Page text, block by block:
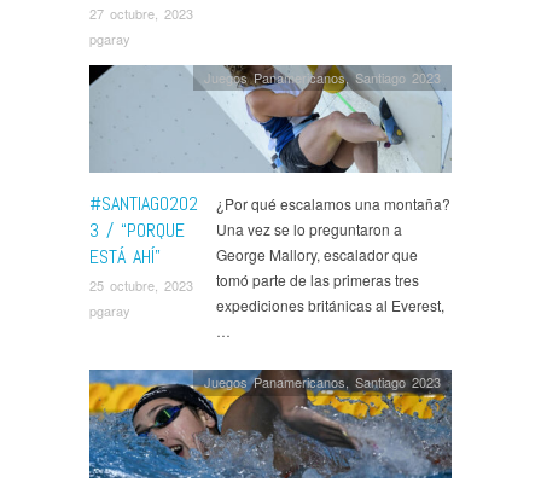
27 octubre, 2023
pgaray
#SANTIAGO202
3 / “PORQUE
ESTÁ AHÍ”
25 octubre, 2023
pgaray
Juegos Panamericanos,Santiago 2023
¿Por qué escalamos una montaña?
Una vez se lo preguntaron a
George Mallory, escalador que
tomó parte de las primeras tres
expediciones británicas al Everest,
…
Juegos Panamericanos,Santiago 2023